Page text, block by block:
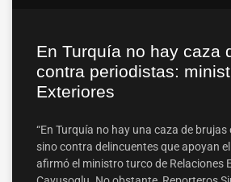
En Turquía no hay caza
contra periodistas:
Exteriores
“En Turquía no hay una caza de
sino contra delincuentes que apoyan
afirmó el ministro turco de Relaciones